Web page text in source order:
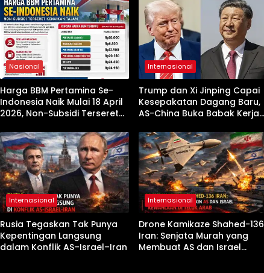
Nasional
Harga BBM Pertamina Se-
Indonesia Naik Mulai 18 April
2026, Non-Subsidi Terseret
Internasional
Trump dan Xi Jinping Capai
Kesepakatan Dagang Baru,
AS-China Buka Babak Kerja
Beijing
Internasional
Rusia Tegaskan Tak Punya
Kepentingan Langsung
dalam Konflik AS–Israel–Iran
Internasional
Drone Kamikaze Shahed-136
Iran: Senjata Murah yang
Membuat AS dan Israel